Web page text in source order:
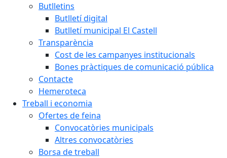
Butlletins
Butlletí digital
Butlletí municipal El Castell
Transparència
Cost de les campanyes institucionals
Bones pràctiques de comunicació pública
Contacte
Hemeroteca
Treball i economia
Ofertes de feina
Convocatòries municipals
Altres convocatòries
Borsa de treball